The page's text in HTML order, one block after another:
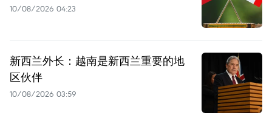
10/08/2026 04:23
新西兰外长：越南是新西兰重要的地
区伙伴
10/08/2026 03:59